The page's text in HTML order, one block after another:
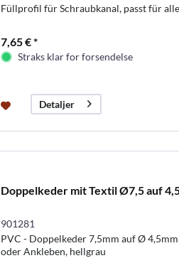
Füllprofil für Schraubkanal, passt für
7,65 € *
Straks klar for forsendelse
Detaljer
Doppelkeder mit Textil Ø7,5 auf
901281
PVC - Doppelkeder 7,5mm auf Ø
oder Ankleben, hellgrau